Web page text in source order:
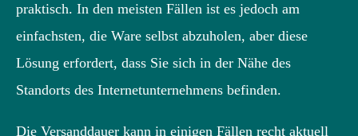
praktisch. In den meisten Fällen ist es jedoch am
einfachsten, die Ware selbst abzuholen, aber diese
Lösung erfordert, dass Sie sich in der Nähe des
Standorts des Internetunternehmens befinden.
Die Versanddauer kann in einigen Fällen recht aktuell